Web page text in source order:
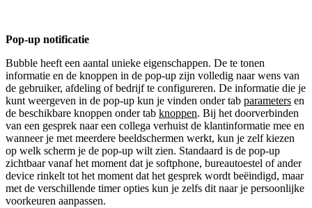
Pop-up notificatie
Bubble heeft een aantal unieke eigenschappen. De te tonen
informatie en de knoppen in de pop-up zijn volledig naar wens van
de gebruiker, afdeling of bedrijf te configureren. De informatie die je
kunt weergeven in de pop-up kun je vinden onder tab parameters en
de beschikbare knoppen onder tab knoppen. Bij het doorverbinden
van een gesprek naar een collega verhuist de klantinformatie mee en
wanneer je met meerdere beeldschermen werkt, kun je zelf kiezen
op welk scherm je de pop-up wilt zien. Standaard is de pop-up
zichtbaar vanaf het moment dat je softphone, bureautoestel of ander
device rinkelt tot het moment dat het gesprek wordt beëindigd, maar
met de verschillende timer opties kun je zelfs dit naar je persoonlijke
voorkeuren aanpassen.